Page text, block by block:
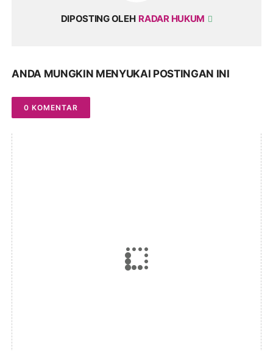
DIPOSTING OLEH RADAR HUKUM
ANDA MUNGKIN MENYUKAI POSTINGAN INI
0 KOMENTAR